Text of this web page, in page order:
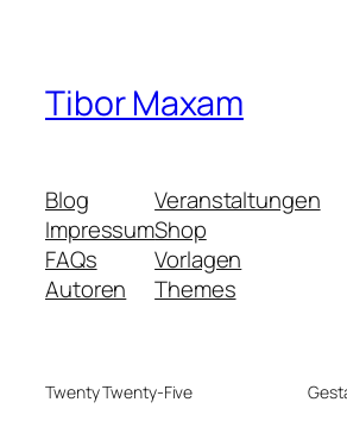
Tibor Maxam
Blog
Impressum
FAQs
Autoren
Veranstaltungen
Shop
Vorlagen
Themes
Twenty Twenty-Five